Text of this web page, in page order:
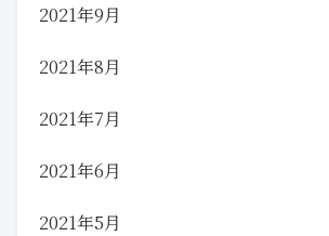
2021年9月
2021年8月
2021年7月
2021年6月
2021年5月